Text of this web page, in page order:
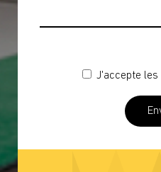
J'accepte les